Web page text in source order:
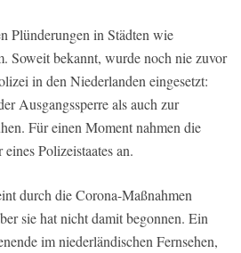
Plünderungen in Städten wie
Soweit bekannt, wurde noch nie zuvor
in den Niederlanden eingesetzt:
Ausgangssperre als auch zur
Für einen Moment nahmen die
Polizeistaates an.
durch die Corona-Maßnahmen
sie hat nicht damit begonnen. Ein
im niederländischen Fernsehen,